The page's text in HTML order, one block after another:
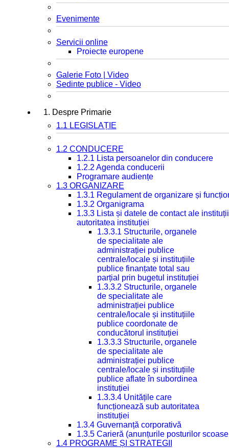
Evenimente
Servicii online
Proiecte europene
Galerie Foto | Video
Sedinte publice - Video
1. Despre Primarie
1.1 LEGISLAȚIE
1.2 CONDUCERE
1.2.1 Lista persoanelor din conducere
1.2.2 Agenda conducerii
Programare audiențe
1.3 ORGANIZARE
1.3.1 Regulament de organizare și
1.3.2 Organigrama
1.3.3 Lista și datele de contact ale
autoritatea instituției
1.3.3.1 Structurile, organele
de specialitate ale
administrației publice
centrale/locale și instituțiile
publice finanțate total sau
parțial prin bugetul instituției
1.3.3.2 Structurile, organele
de specialitate ale
administrației publice
centrale/locale și instituțiile
publice coordonate de
conducătorul instituției
1.3.3.3 Structurile, organele
de specialitate ale
administrației publice
centrale/locale și instituțiile
publice aflate în subordinea
instituției
1.3.3.4 Unitățile care
funcționează sub autoritatea
instituției
1.3.4 Guvernanță corporativă
1.3.5 Carieră (anunțurile posturilor
1.4 PROGRAME ȘI STRATEGII